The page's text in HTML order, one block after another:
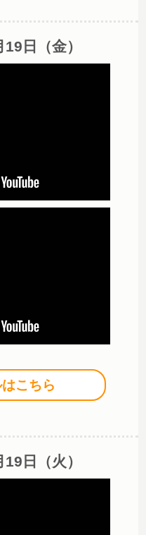
日（金）
こちら
日（火）